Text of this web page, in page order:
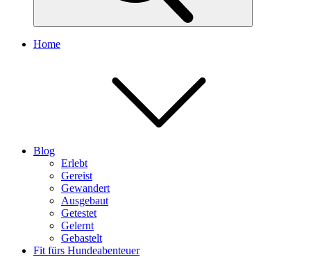
Home
Blog
Erlebt
Gereist
Gewandert
Ausgebaut
Getestet
Gelernt
Gebastelt
Fit fürs Hundeabenteuer